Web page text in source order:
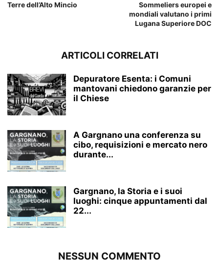
Terre dell’Alto Mincio
Sommeliers europei e
mondiali valutano i primi
Lugana Superiore DOC
ARTICOLI CORRELATI
Depuratore Esenta: i Comuni
mantovani chiedono garanzie per
il Chiese
A Gargnano una conferenza su
cibo, requisizioni e mercato nero
durante...
Gargnano, la Storia e i suoi
luoghi: cinque appuntamenti dal
22...
NESSUN COMMENTO